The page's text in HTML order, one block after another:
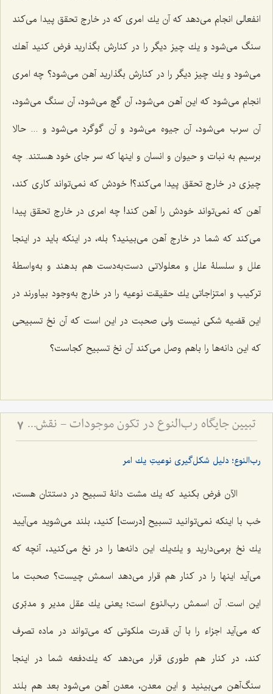
انفعالى انجام مى‌دهد كه آن یك امرى كه در خارج تحقق پیدا مى‌كند
سنگ می‌شود و یك چیز دیگر را در كنارش بگذارید فرض کنید آهك
مى‌شود و یك چیز دیگر را در كنارش بگذارید آهن مى‌شود؟ چه امرى
انجام مى‌شود كه این آهن مى‌شود، آن گچ مى‌شود، آن سنگ مى‌شود،
آن سرب مى‌شود، آن جیوه مى‌شود و آن گوگرد مى‌شود و ... حالا
برسیم به نبات و حیوان و انسان و اینها که سر جاى خود هستند. چه
چیزى در خارج تحقق پیدا مى‌كند؟! خودش كه نمى‌تواند كارى كند،
آهن كه نمى‌تواند خودش را آهن كند! چه امرى در خارج تحقق پیدا
مى‌كند كه شما در خارج آهن مى‌بینید؟ بله، در اینكه باید در اینجا
علل و سلسلۀ علل و معلولاتى دست‌به‌دست هم بدهند و به‌واسطۀ
تركیب و امتزاجاتى یك حقیقت نوعیه را در خارج به‌وجود بیاورند در
این قضیه شكى نیست ولى صحبت در این است که آن نخ تسبیحى
كه این دانه‌ها را باهم وصل مى‌كند آن نخ تسبیح كجاست؟
تبیین جایگاه رب‌النوع در تکون موجودات - نقش عقل مجرد در تحقق و تمایز انواع مادی 7
رب‌النوع؛ دلیل شکل‌گیری نوعیتِ یك امر
الآن فرض بكنید كه یك مشت دانۀ تسبیح در دستتان هست،
خب با اینکه نمى‌توانید تسبیح [درست] كنید، بلند مى‌شوید مى‌آیید
یك نخ برمى‌دارید و یك‌یك این دانه‌ها را در نخ مى‌كنید، آنچه که
مى‌آید اینها را در كنار هم قرار مى‌دهد اسمش چیست؟ صحبت ما
این است. آن اسمش رب‌النوع است؛ یعنى یك عقل مدیر و مدبّرى
كه مى‌آید اجزاء را با آن قدرت ملكوتى كه مى‌تواند در ماده تصرف
كند، در كنار هم طورى قرار مى‌دهد كه یك‌دفعه شما در اینجا
سنگ‌آهن مى‌بینید و این معدن، معدن آهن مى‌شود بعد هم بلند